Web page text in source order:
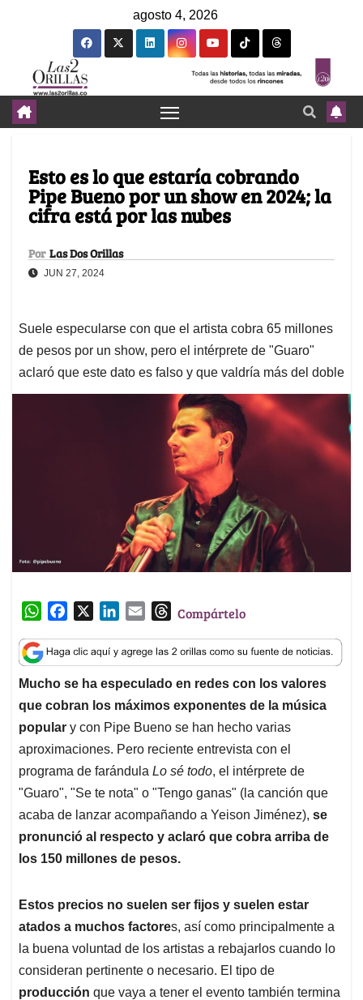
agosto 4, 2026
Esto es lo que estaría cobrando
Pipe Bueno por un show en 2024; la
cifra está por las nubes
Por Las Dos Orillas
JUN 27, 2024
Suele especularse con que el artista cobra 65 millones
de pesos por un show, pero el intérprete de "Guaro"
aclaró que este dato es falso y que valdría más del doble
W
a
t
s
A
p
p
c
e
b
o
o
k
n
k
e
d
I
n
a
i
l
T
r
e
a
d
s
Compártelo
Mucho se ha especulado en redes con los valores
que cobran los máximos exponentes de la música
popular y con Pipe Bueno se han hecho varias
aproximaciones. Pero reciente entrevista con el
programa de farándula Lo sé todo, el intérprete de
"Guaro", "Se te nota" o "Tengo ganas" (la canción que
acaba de lanzar acompañando a Yeison Jiménez), se
pronunció al respecto y aclaró que cobra arriba de
los 150 millones de pesos.
Estos precios no suelen ser fijos y suelen estar
atados a muchos factores, así como principalmente a
la buena voluntad de los artistas a rebajarlos cuando lo
consideran pertinente o necesario. El tipo de
producción que vaya a tener el evento también termina